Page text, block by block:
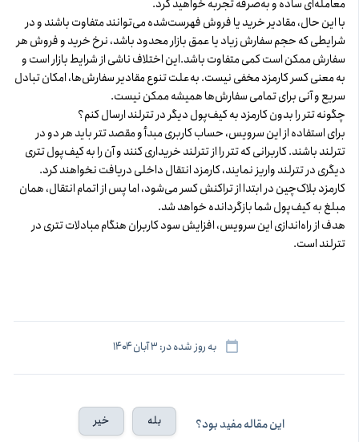
معامله‌ای ساده و به‌صرفه تجربه خواهید کرد.
با این حال، مقادیر خرید یا فروش فهرست‌شده می‌توانند متفاوت باشند و در
شرایطی که حجم سفارش زیاد یا عمق بازار محدود باشد، نرخ خرید و فروش هر
سفارش ممکن است کمی متفاوت باشد. این اختلاف ناشی از شرایط بازار است و
به معنی کسر کارمزد مخفی نیست. به‌علت تنوع مقادیر سفارش‌ها، امکان تبادل
سریع و آنی برای تمامی سفارش‌ها همیشه ممکن نیست.
چگونه تتر را بدون کارمزد به کیف‌پول دیگر در تترلند ارسال کنم؟
برای استفاده از این سرویس، حساب کاربری مبدأ و مقصد تتر باید هر دو در
تترلند باشند. کاربرانی که تتر را از تترلند خریداری کنند و آن را به کیف‌پول تتری
دیگری در تترلند واریز نمایند، کارمزد انتقال داخلی دریافت نخواهند کرد.
کارمزد بلاک‌چین در ابتدا از تراکنش کسر می‌شود، اما پس از اتمام انتقال، همان
مبلغ به کیف‌پول شما بازگردانده خواهد شد.
هدف از راه‌اندازی این سرویس، افزایش سود کاربران هنگام مبادلات تتری در
تترلند است.
به روز شده در: ۳ آبان ۱۴۰۴
این مقاله مفید بود؟ بله خیر